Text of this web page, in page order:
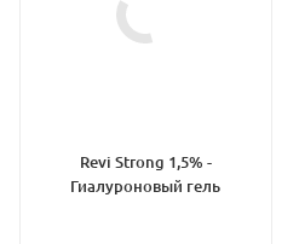
Revi Strong 1,5% -
Гиалуроновый гель